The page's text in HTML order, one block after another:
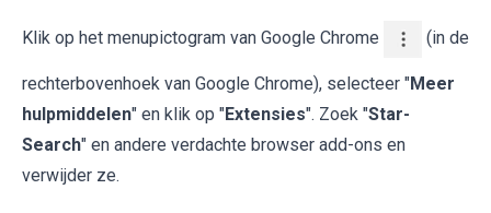
Klik op het menupictogram van Google Chrome (in de
rechterbovenhoek van Google Chrome), selecteer "Meer
hulpmiddelen" en klik op "Extensies". Zoek "Star-
Search" en andere verdachte browser add-ons en
verwijder ze.